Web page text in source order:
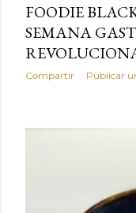
FOODIE
SEMANA
Compartir Publicar